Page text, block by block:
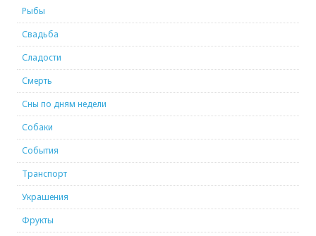
Рыбы
Свадьба
Сладости
Смерть
Сны по дням недели
Собаки
События
Транспорт
Украшения
Фрукты